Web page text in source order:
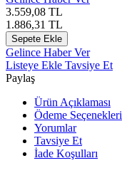
3.559,08 TL
1.886,31 TL
Sepete Ekle
Gelince Haber Ver
Listeye Ekle Tavsiye Et
Paylaş
Ürün Açıklaması
Ödeme Seçenekleri
Yorumlar
Tavsiye Et
İade Koşulları